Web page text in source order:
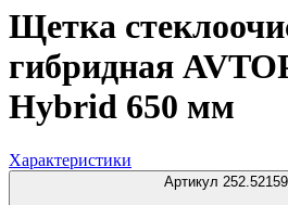
Щетка
гибридная
Hybrid 650 мм
Характеристики
Артикул